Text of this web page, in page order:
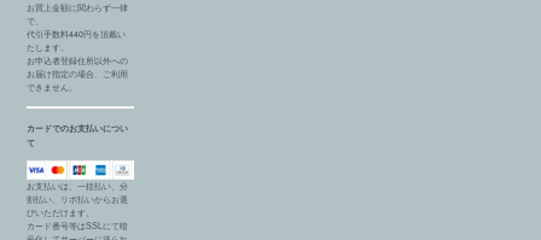
お買上金額に関わらず一律
で、
代引手数料440円を頂戴い
たします。
お申込者登録住所以外への
お届け指定の場合、ご利用
できません。
カードでのお支払いについ
て
お支払いは、一括払い、分
割払い、リボ払いからお選
びいただけます。
カード番号等はSSLにて暗